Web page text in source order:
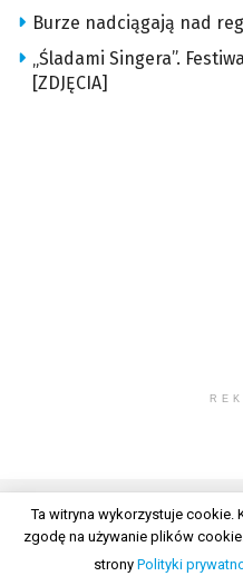
Burze nadciągają nad
„Śladami Singera”.
[ZDJĘCIA]
© 2026 Wszelkie prawa
Ta witryna wykorzystuje cookie.
zgodę na używanie plików
strony Polityki